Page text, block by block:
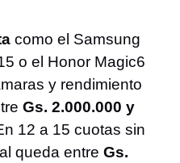
como el Samsung
o el Honor Magic6
y rendimiento
Gs. 2.000.000 y
12 a 15 cuotas sin
queda entre Gs.